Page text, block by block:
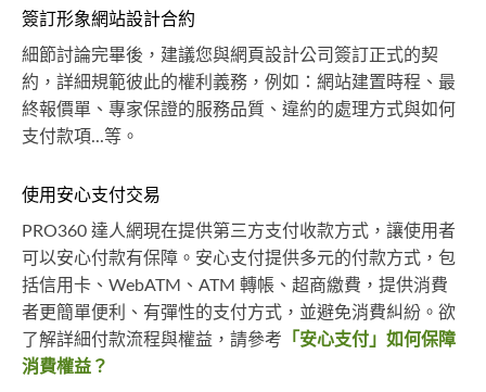
簽訂形象網站設計合約
細節討論完畢後，建議您與網頁設計公司簽訂正式的契
約，詳細規範彼此的權利義務，例如：網站建置時程、最
終報價單、專家保證的服務品質、違約的處理方式與如何
支付款項...等。
使用安心支付交易
PRO360 達人網現在提供第三方支付收款方式，讓使用者
可以安心付款有保障。安心支付提供多元的付款方式，包
括信用卡、WebATM、ATM 轉帳、超商繳費，提供消費
者更簡單便利、有彈性的支付方式，並避免消費糾紛。欲
了解詳細付款流程與權益，請參考 「安心支付」如何保障
消費權益？